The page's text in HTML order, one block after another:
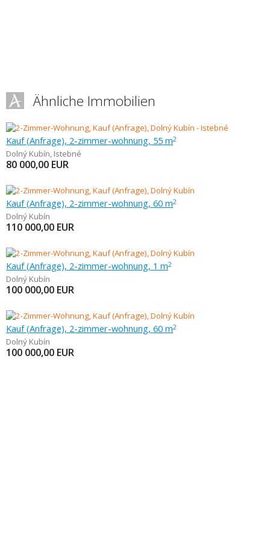
Ähnliche Immobilien
Kauf (Anfrage), 2-zimmer-wohnung, 55 m2
Dolný Kubín, Istebné
80 000,00 EUR
Kauf (Anfrage), 2-zimmer-wohnung, 60 m2
Dolný Kubín
110 000,00 EUR
Kauf (Anfrage), 2-zimmer-wohnung, 1 m2
Dolný Kubín
100 000,00 EUR
Kauf (Anfrage), 2-zimmer-wohnung, 60 m2
Dolný Kubín
100 000,00 EUR